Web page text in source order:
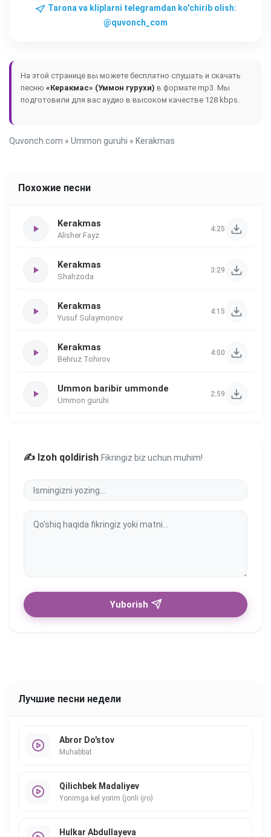
Tarona va kliplarni telegramdan ko'chirib olish:
@quvonch_com
На этой странице вы можете бесплатно слушать и скачать
песню «Керакмас» (Уммон гурухи) в формате mp3. Мы
подготовили для вас аудио в высоком качестве 128 kbps.
Quvonch.com » Ummon guruhi » Kerakmas
Похожие песни
Kerakmas
Alisher Fayz
4:25
Kerakmas
Shahzoda
3:29
Kerakmas
Yusuf Sulaymonov
4:15
Kerakmas
Behruz Tohirov
4:00
Ummon baribir ummonde
Ummon guruhi
2:59
✍️ Izoh qoldirish Fikringiz biz uchun muhim!
Yuborish
Лучшие песни недели
Abror Do'stov
Muhabbat
Qilichbek Madaliyev
Yonimga kel yorim (jonli ijro)
Hulkar Abdullayeva